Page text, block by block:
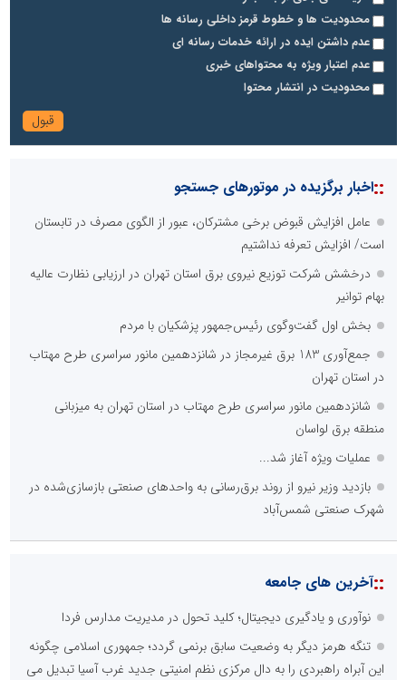
محدودیت ها و خطوط قرمز داخلی رسانه ها
عدم داشتن ایده در ارائه خدمات رسانه ای
عدم اعتبار ویژه به محتواهای خبری
محدودیت در انتشار محتوا
::اخبار برگزیده در موتورهای جستجو
عامل افزایش قبوض برخی مشترکان، عبور از الگوی مصرف در تابستان
است/ افزایش تعرفه نداشتیم
درخشش شرکت توزیع نیروی برق استان تهران در ارزیابی نظارت عالیه
بهام توانیر
بخش اول گفت‌وگوی رئیس‌جمهور پزشکیان با مردم
جمع‌آوری 183 برق غیرمجاز در شانزدهمین مانور سراسری طرح مهتاب
در استان تهران
شانزدهمین مانور سراسری طرح مهتاب در استان تهران به میزبانی
منطقه برق لواسان
عملیات ویژه آغاز شد...
بازدید وزیر نیرو از روند برق‌رسانی به واحدهای صنعتی بازسازی‌شده در
شهرک صنعتی شمس‌آباد
::آخرین های جامعه
نوآوری و یادگیری دیجیتال؛ کلید تحول در مدیریت مدارس فردا
تنگه هرمز دیگر به وضعیت سابق برنمی گردد؛ جمهوری اسلامی چگونه
این آبراه راهبردی را به دال مرکزی نظم امنیتی جدید غرب آسیا تبدیل می